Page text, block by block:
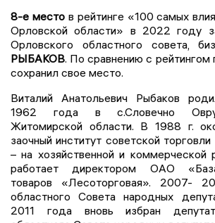
8-е местов рейтинге «100 самых
Орловской области» в 2022 году
Орловского областного совета,
РЫБАКОВ. По сравнению с рейтингом
сохранил свое место.
Виталий Анатольевич Рыбаков
1962 года в с.Словечно
Житомирской области. В 1988 г.
заочный институт советской
– на хозяйственной и
работает директором ОАО
товаров «Лесоторговая». 2007-
областного Совета народных
2011 года вновь избран